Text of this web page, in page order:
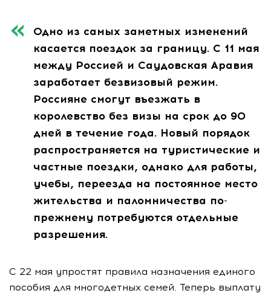
Одно из самых заметных изменений
касается поездок за границу. С 11 мая
между Россией и Саудовская Аравия
заработает безвизовый режим.
Россияне смогут въезжать в
королевство без визы на срок до 90
дней в течение года. Новый порядок
распространяется на туристические и
частные поездки, однако для работы,
учебы, переезда на постоянное место
жительства и паломничества по-
прежнему потребуются отдельные
разрешения.
С 22 мая упростят правила назначения единого
пособия для многодетных семей. Теперь выплату